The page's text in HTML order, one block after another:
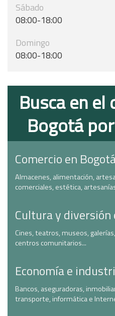
Sábado
08:00-18:00
Domingo
08:00-18:00
Busca en
Bogotá
Comercio en
Almacenes, alimentación,
comerciales, estética,
Cultura y diversión
Cines, teatros, museos,
centros comunitarios...
Economía e
Bancos, aseguradoras,
transporte, informática e